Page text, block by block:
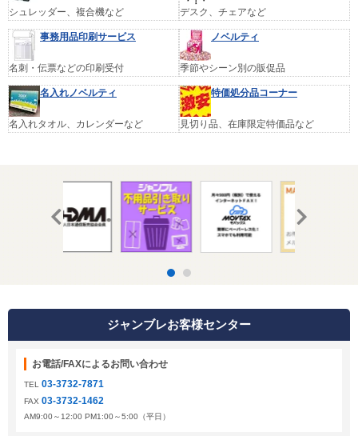
シュレッダー、複合機など デスク、チェアなど
事務用品印刷サービス
名刺・伝票などの印刷受付
ノベルティ
季節やシーン別の販促品
名入れノベルティ
名入れタオル、カレンダーなど
特価処分品コーナー
見切り品、在庫限定特価品など
ジャンブレお客様センター
お電話/FAXによるお問い合わせ
TEL 03-3732-7871
FAX 03-3732-1462
AM9:00～12:00 PM1:00～5:00（平日）